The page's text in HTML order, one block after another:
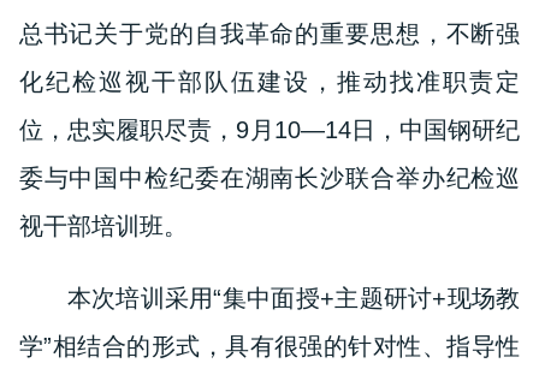
总书记关于党的自我革命的重要思想，不断强
化纪检巡视干部队伍建设，推动找准职责定
位，忠实履职尽责，9月10—14日，中国钢研纪
委与中国中检纪委在湖南长沙联合举办纪检巡
视干部培训班。
本次培训采用“集中面授+主题研讨+现场教
学”相结合的形式，具有很强的针对性、指导性